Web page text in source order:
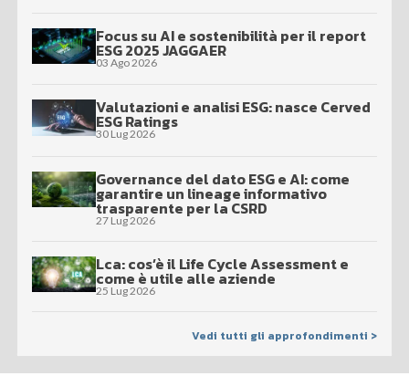
Focus su AI e sostenibilità per il report
ESG 2025 JAGGAER
03 Ago 2026
Valutazioni e analisi ESG: nasce Cerved
ESG Ratings
30 Lug 2026
Governance del dato ESG e AI: come
garantire un lineage informativo
trasparente per la CSRD
27 Lug 2026
Lca: cos’è il Life Cycle Assessment e
come è utile alle aziende
25 Lug 2026
Vedi tutti gli approfondimenti >